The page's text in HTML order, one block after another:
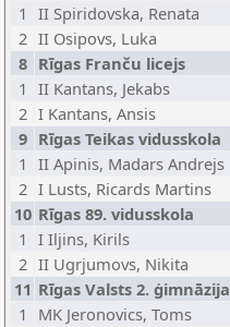
1 II Spiridovska, Renata
2 II Osipovs, Luka
8 Rīgas Franču licejs
1 II Kantans, Jekabs
2 I Kantans, Ansis
9 Rīgas Teikas vidusskola
1 II Apinis, Madars Andrejs
2 I Lusts, Ricards Martins
10 Rīgas 89. vidusskola
1 I Iljins, Kirils
2 II Ugrjumovs, Nikita
11 Rīgas Valsts 2. ģimnāzija
1
MK Jeronovics, Toms